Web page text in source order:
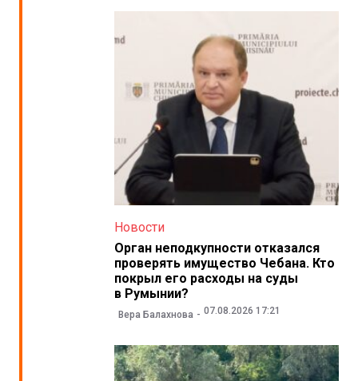
Новости
Орган неподкупности отказался
проверять имущество Чебана. Кто
покрыл его расходы на суды
в Румынии?
Вера Балахнова 07.08.2026 17:21